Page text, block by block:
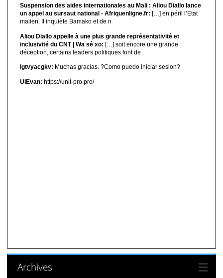
Suspension des aides internationales au Mali : Aliou Diallo lance
un appel au sursaut national - Afriquenligne.fr: […] en péril l’Etat
malien. Il inquiète Bamako et de n
Aliou Diallo appelle à une plus grande représentativité et
inclusivité du CNT | Wa sé xo: […] soit encore une grande
déception, certains leaders politiques font de
lgtvyacgkv: Muchas gracias. ?Como puedo iniciar sesion?
UIEvan: https://unit-pro.pro/
Archives